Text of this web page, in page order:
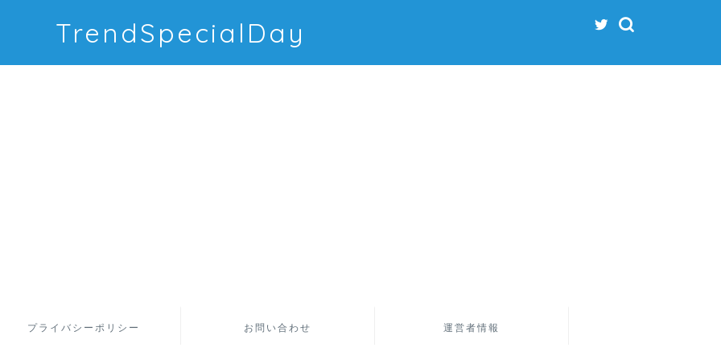
TrendSpecialDay
プライバシーポリシー お問い合わせ 運営者情報